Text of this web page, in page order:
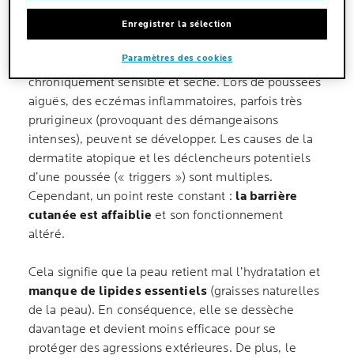
D’ECZÉMA ATOPIQUE ?
La peau sujette à la dermatite atopique est
chroniquement sensible et sèche. Lors de poussées
aiguës, des eczémas inflammatoires, parfois très
prurigineux (provoquant des démangeaisons
intenses), peuvent se développer. Les causes de la
dermatite atopique et les déclencheurs potentiels
d’une poussée (« triggers ») sont multiples.
Cependant, un point reste constant : la barrière
cutanée est affaiblieet son fonctionnement
altéré.
Cela signifie que la peau retient mal l’hydratation et
manque de lipides essentiels(graisses naturelles
de la peau). En conséquence, elle se dessèche
davantage et devient moins efficace pour se
protéger des agressions extérieures. De plus, le
Enregistrer la sélection
Paramètres des cookies